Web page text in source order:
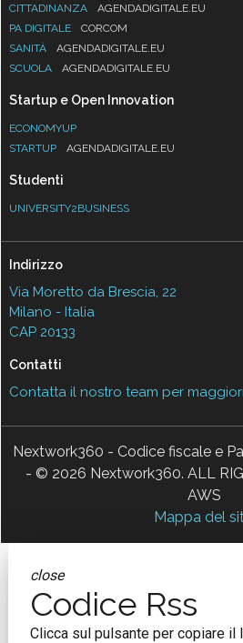
CITTADINANZA
AGENDADIGITALE.EU
PA DIGITALE
CORCOM
SANITÀ
AGENDADIGITALE.EU
SCUOLA
AGENDADIGITALE.EU
Startup e Open Innovation
ECONOMYUP
STARTUP
AGENDADIGITALE.EU
Studenti
UNIVERSITY2BUSINESS
Indirizzo
Via Moretto da Brescia, 22
Milano - Italia
CAP 20133
Contatti
Contatta il nostro team per
Nextwork360 - Codice fiscale e
- © 2026 Nextwork360. ALL
AWS
Mappa del
close
Codice Rss
Clicca sul pulsante per copiare il